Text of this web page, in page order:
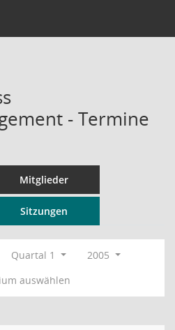
- Termine
Mitglieder
Sitzungen
Quartal 1
2005
auswählen